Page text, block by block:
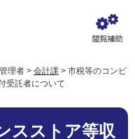
理者 > 会計課 > 市税等のコンビ
受託者について
スストア等収